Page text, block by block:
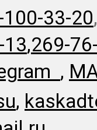
33-20
,269-
,
,